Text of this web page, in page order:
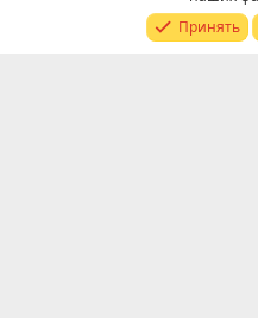
Условия и
Политика конфиденциальности
Принять